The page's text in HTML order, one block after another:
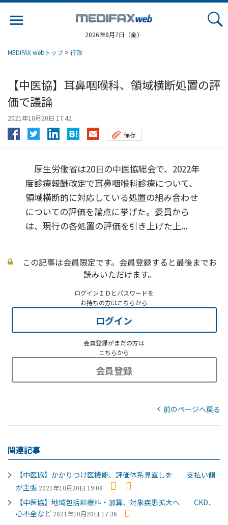
2026年8月7日（金）
MEDIFAX webトップ > 行政
【中医協】耳鼻咽喉科、領域横断処置の評
価で議論
2021年10月20日 17:42
保存
厚生労働省は20日の中医協総会で、2022年
度診療報酬改定で耳鼻咽喉科診療について、
領域横断的に対応している処置の組み合わせ
についての評価を論点に挙げた。委員から
は、現行の各処置の評価を引き上げた上...
この記事は会員限定です。会員登録すると最後までお
読みいただけます。
ログインＩＤとパスワードを
お持ちの方はこちらから
ログイン
会員登録がまだの方は
こちらから
会員登録
前のページへ戻る
関連記事
【中医協】かかりつけ医機能、評価体系見直しを 支払い側
が主張 2021年10月20日 19:08
【中医協】地域包括診療料・加算、対象疾患拡大へ CKD、
心不全など 2021年10月20日 17:36